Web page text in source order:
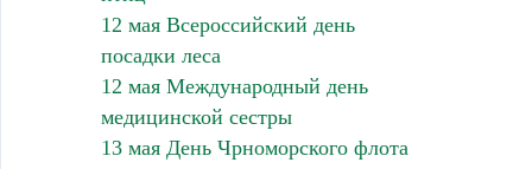
12 мая Всероссийский день
посадки леса
12 мая Международный день
медицинской сестры
13 мая День Чрноморского флота